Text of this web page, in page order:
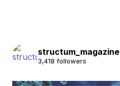
structum_magazine
3,418 followers